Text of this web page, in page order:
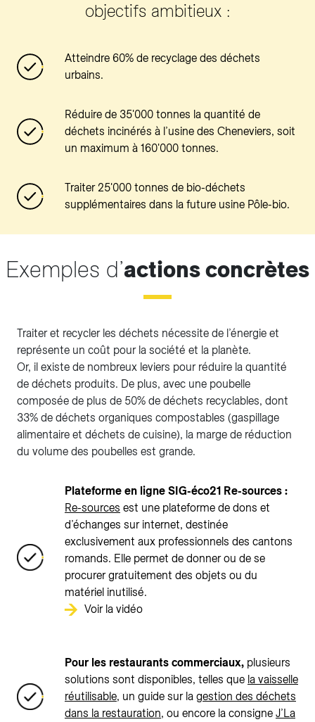
objectifs ambitieux :
Atteindre 60% de recyclage des déchets
urbains.
Réduire de 35'000 tonnes la quantité de
déchets incinérés à l’usine des Cheneviers, soit
un maximum à 160'000 tonnes.
Traiter 25'000 tonnes de bio-déchets
supplémentaires dans la future usine Pôle-bio.
Exemples d’actions concrètes
Traiter et recycler les déchets nécessite de l’énergie et
représente un coût pour la société et la planète.
Or, il existe de nombreux leviers pour réduire la quantité
de déchets produits. De plus, avec une poubelle
composée de plus de 50% de déchets recyclables, dont
33% de déchets organiques compostables (gaspillage
alimentaire et déchets de cuisine), la marge de réduction
du volume des poubelles est grande.
Plateforme en ligne SIG-éco21 Re-sources :
Re-sources est une plateforme de dons et
d’échanges sur internet, destinée
exclusivement aux professionnels des cantons
romands. Elle permet de donner ou de se
procurer gratuitement des objets ou du
matériel inutilisé.
Voir la vidéo
Pour les restaurants commerciaux, plusieurs
solutions sont disponibles, telles que la vaisselle
réutilisable, un guide sur la gestion des déchets
dans la restauration, ou encore la consigne J’La